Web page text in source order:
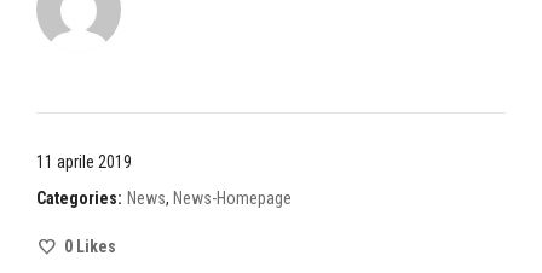
11 aprile 2019
Categories: News, News-Homepage
0 Likes